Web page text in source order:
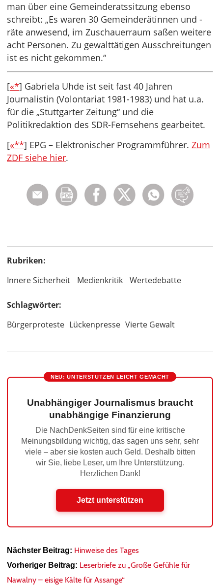
man über eine Gemeinderatssitzung ebenso
schreibt: „Es waren 30 Gemeinderätinnen und -
räte anwesend, im Zuschauerraum saßen weitere
acht Personen. Zu gewalttätigen Ausschreitungen
ist es nicht gekommen.“
[«*] Gabriela Uhde ist seit fast 40 Jahren
Journalistin (Volontariat 1981-1983) und hat u.a.
für die „Stuttgarter Zeitung“ und die
Politikredaktion des SDR-Fernsehens gearbeitet.
[«**] EPG – Elektronischer Programmführer. Zum
ZDF siehe hier.
Rubriken:
Innere Sicherheit
Medienkritik Wertedebatte
Schlagwörter:
Bürgerproteste Lückenpresse Vierte Gewalt
NEU: UNTERSTÜTZEN LEICHT GEMACHT
Unabhängiger Journalismus braucht
unabhängige Finanzierung
Die NachDenkSeiten sind für eine kritische
Meinungsbildung wichtig, das sagen uns sehr, sehr
viele – aber sie kosten auch Geld. Deshalb bitten
wir Sie, liebe Leser, um Ihre Unterstützung.
Herzlichen Dank!
Jetzt unterstützen
Nächster Beitrag: Hinweise des Tages
Vorheriger Beitrag: Leserbriefe zu „Große Gefühle für
Nawalny – eisige Kälte für Assange“